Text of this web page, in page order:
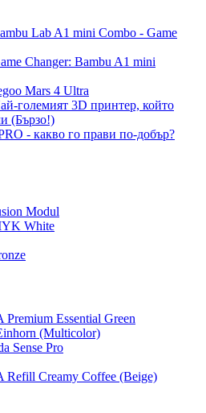
Lab A1 mini Combo - Game
Changer: Bambu A1 mini
Mars 4 Ultra
големият 3D принтер, който
(Бързо!)
- какво го прави по-добър?
Modul
White
Essential Green
(Multicolor)
Sense Pro
Refill Creamy Coffee (Beige)